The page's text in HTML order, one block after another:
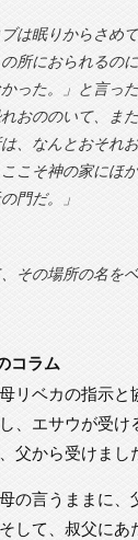
は眠りからさめ
所におられるの
った。」と言った
おののいて、ま
、なんとおそれ
こそ神の家にほ
門だ。」
その場所の名を
コラム
リベカの指示と
、エサウが受け
父から受けまし
の言うままに、
して、叔父にあ